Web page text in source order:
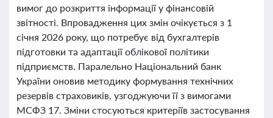
вимог до розкриття інформації у фінансовій
звітності. Впровадження цих змін очікується з 1
січня 2026 року, що потребує від бухгалтерів
підготовки та адаптації облікової політики
підприємств. Паралельно Національний банк
України оновив методику формування технічних
резервів страховиків, узгоджуючи її з вимогами
МСФЗ 17. Зміни стосуються критеріїв застосування